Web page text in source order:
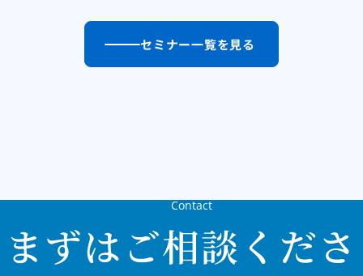
セミナー一覧を見る
Contact
まずはご相談くださ